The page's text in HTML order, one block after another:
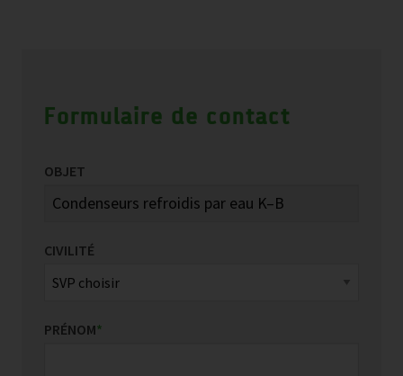
Formulaire de contact
OBJET
CIVILITÉ
PRÉNOM*